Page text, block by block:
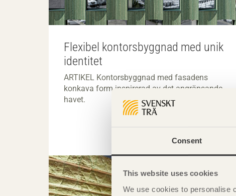
Consent
This website uses cookies
We use cookies to personalise
Flexibel kontorsbyggnad med unik
identitet
ARTIKEL Kontorsbyggnad med fasadens
konkava form inspirerad av det angränsande
havet.